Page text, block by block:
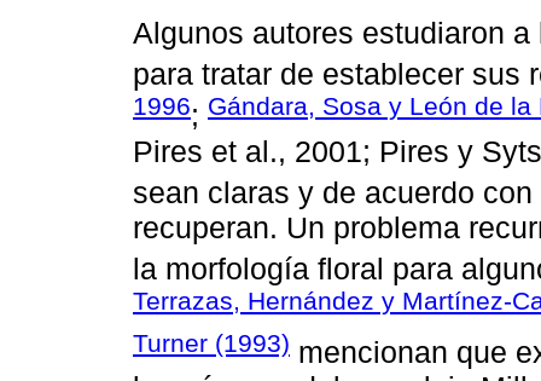
Algunos autores estudiaron
para tratar de establecer sus
1996; Gándara, Sosa y León de la
Pires et al., 2001; Pires y
sean claras y de acuerdo con
recuperan. Un problema
la morfología floral para
Terrazas, Hernández y Martínez-
Turner (1993) mencionan que